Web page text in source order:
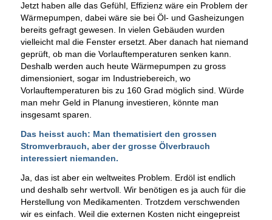
Jetzt haben alle das Gefühl, Effizienz wäre ein Problem der
Wärmepumpen, dabei wäre sie bei Öl- und Gasheizungen
bereits gefragt gewesen. In vielen Gebäuden wurden
vielleicht mal die Fenster ersetzt. Aber danach hat niemand
geprüft, ob man die Vorlauftemperaturen senken kann.
Deshalb werden auch heute Wärmepumpen zu gross
dimensioniert, sogar im Industriebereich, wo
Vorlauftemperaturen bis zu 160 Grad möglich sind. Würde
man mehr Geld in Planung investieren, könnte man
insgesamt sparen.
Das heisst auch: Man thematisiert den grossen
Stromverbrauch, aber der grosse Ölverbrauch
interessiert niemanden.
Ja, das ist aber ein weltweites Problem. Erdöl ist endlich
und deshalb sehr wertvoll. Wir benötigen es ja auch für die
Herstellung von Medikamenten. Trotzdem verschwenden
wir es einfach. Weil die externen Kosten nicht eingepreist